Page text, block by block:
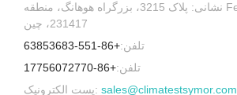
نشانی: پلاک 3215، بزرگراه هوهانگ، منطقه Fengxian، شانگهای،
231417، چین
تلفن:+86-551-63853683
تلفن:+86-17756072770
پست الکترونیک: sales@climatestsymor.com